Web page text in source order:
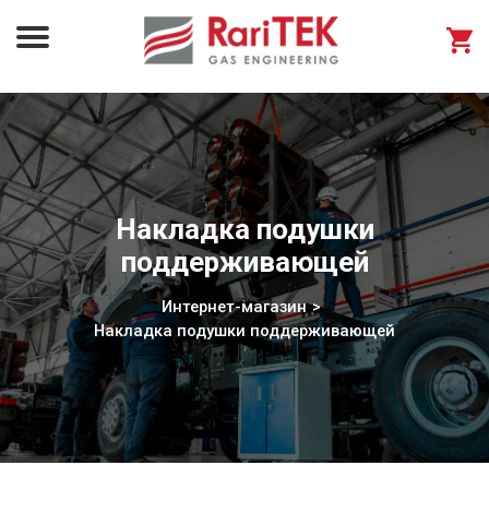
Накладка подушки
поддерживающей
Интернет-магазин
Накладка подушки поддерживающей